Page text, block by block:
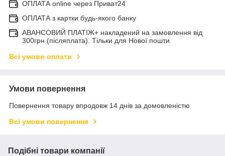
ОПЛАТА online через Приват24
ОПЛАТА з картки будь-якого банку
АВАНСОВИЙ ПЛАТІЖ+ накладений на замовлення від
300грн (післяплата). Тільки для Нової пошти
Всі умови оплати
Умови повернення
Повернення товару впродовж 14 днів за домовленістю
Всі умови повернення
Подібні товари компанії